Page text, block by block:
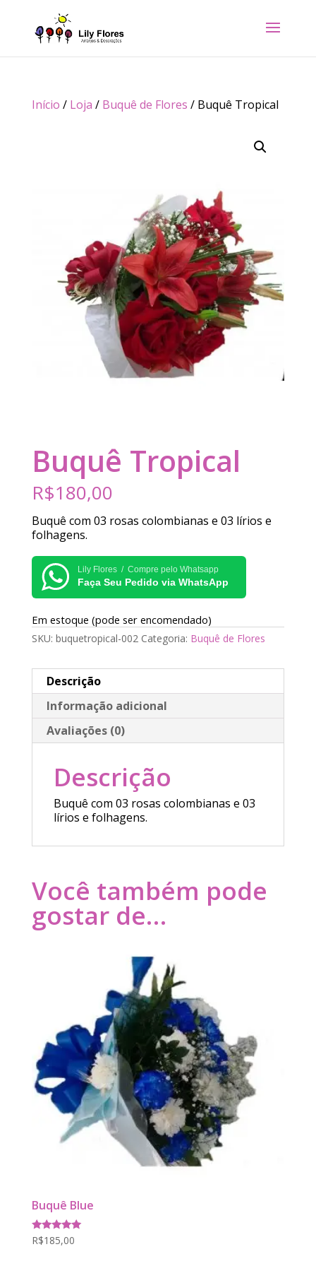
Início / Loja / Buquê de Flores / Buquê Tropical
Buquê Tropical
R$180,00
Buquê com 03 rosas colombianas e 03 lírios e
folhagens.
Lily Flores / Compre pelo Whatsapp
Faça Seu Pedido via WhatsApp
Em estoque (pode ser encomendado)
SKU: buquetropical-002 Categoria: Buquê de Flores
Descrição
Informação adicional
Avaliações (0)
Descrição
Buquê com 03 rosas colombianas e 03
lírios e folhagens.
Você também pode
gostar de…
Buquê Blue
Avaliação
5.00
R$185,00